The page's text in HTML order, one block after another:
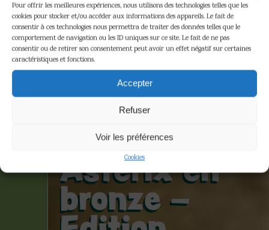
Pour offrir les meilleures expériences, nous utilisons des technologies telles que les
cookies pour stocker et/ou accéder aux informations des appareils. Le fait de
consentir à ces technologies nous permettra de traiter des données telles que le
comportement de navigation ou les ID uniques sur ce site. Le fait de ne pas
consentir ou de retirer son consentement peut avoir un effet négatif sur certaines
caractéristiques et fonctions.
Accepter
Refuser
Voir les préférences
Cookies
Uderzo et
Goscinny –
Statue
Asterix en
bronze –